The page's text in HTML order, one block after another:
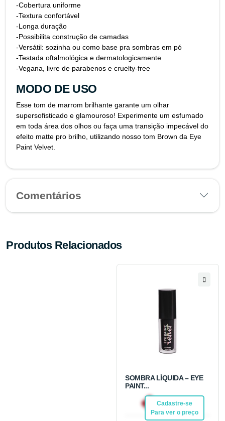
-Cobertura uniforme
-Textura confortável
-Longa duração
-Possibilita construção de camadas
-Versátil: sozinha ou como base pra sombras em pó
-Testada oftalmológica e dermatologicamente
-Vegana, livre de parabenos e cruelty-free
MODO DE USO
Esse tom de marrom brilhante garante um olhar
supersofisticado e glamouroso! Experimente um esfumado
em toda área dos olhos ou faça uma transição impecável do
efeito matte pro brilho, utilizando nosso tom Brown da Eye
Paint Velvet.
Comentários
Produtos Relacionados
SOMBRA LÍQUIDA – EYE
PAINT...
Cadastre-se
Para ver o preço
R$ 20,92Pix